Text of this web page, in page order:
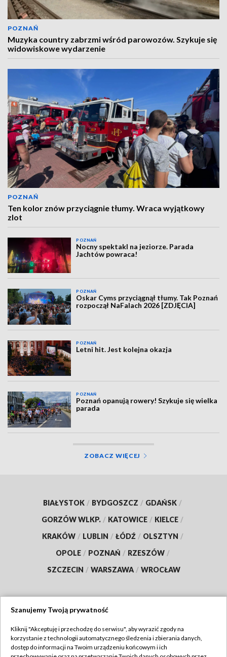
POZNAŃ
Muzyka country zabrzmi wśród parowozów. Szykuje się
widowiskowe wydarzenie
POZNAŃ
Ten kolor znów przyciągnie tłumy. Wraca wyjątkowy
zlot
POZNAŃ
Nocny spektakl na jeziorze. Parada
Jachtów powraca!
POZNAŃ
Oskar Cyms przyciągnął tłumy. Tak Poznań
rozpoczął NaFalach 2026 [ZDJĘCIA]
POZNAŃ
Letni hit. Jest kolejna okazja
POZNAŃ
Poznań opanują rowery! Szykuje się wielka
parada
ZOBACZ WIĘCEJ
BIAŁYSTOK / BYDGOSZCZ / GDAŃSK /
GORZÓW WLKP. / KATOWICE / KIELCE /
KRAKÓW / LUBLIN / ŁÓDŹ / OLSZTYN /
OPOLE / POZNAŃ / RZESZÓW /
SZCZECIN / WARSZAWA / WROCŁAW
TVP
Szanujemy Twoją prywatność
Kliknij "Akceptuję i przechodzę do serwisu", aby wyrazić zgody na
korzystanie z technologii automatycznego śledzenia i zbierania danych,
dostęp do informacji na Twoim urządzeniu końcowym i ich